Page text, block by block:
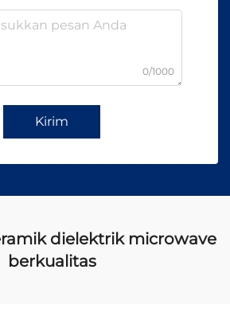
0/1000
Kirim
dielektrik microwave
berkualitas